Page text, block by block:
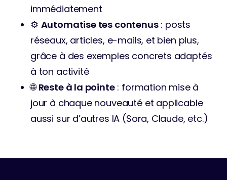
immédiatement
⚙️ Automatise tes contenus : posts
réseaux, articles, e-mails, et bien plus,
grâce à des exemples concrets adaptés
à ton activité
🌐 Reste à la pointe : formation mise à
jour à chaque nouveauté et applicable
aussi sur d’autres IA (Sora, Claude, etc.)